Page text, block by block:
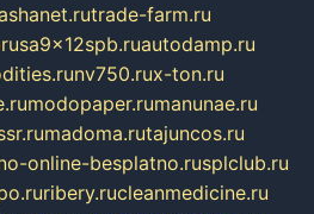
trade-farm.ru
autodamp.ru
nv750.rux-ton.ru
modopaper.rumanunae.ru
madoma.rutajuncos.ru
online-besplatno.rusplclub.ru
ribery.rucleanmedicine.ru